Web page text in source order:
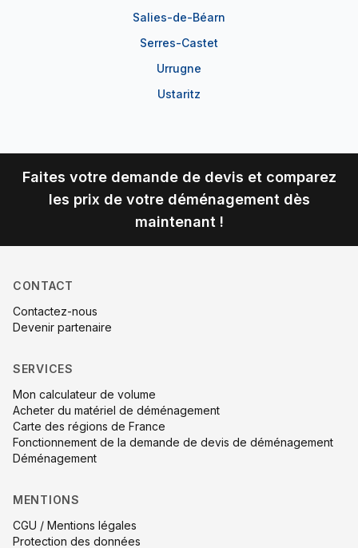
Salies-de-Béarn
Serres-Castet
Urrugne
Ustaritz
Faites votre demande de devis et comparez
les prix de votre déménagement dès
maintenant !
CONTACT
Contactez-nous
Devenir partenaire
SERVICES
Mon calculateur de volume
Acheter du matériel de déménagement
Carte des régions de France
Fonctionnement de la demande de devis de déménagement
Déménagement
MENTIONS
CGU / Mentions légales
Protection des données